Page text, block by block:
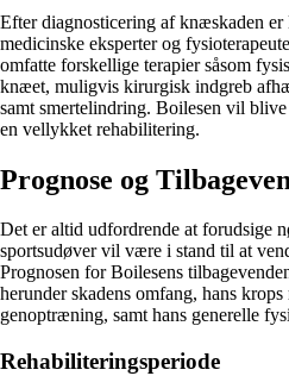
Efter diagnosticering af knæskaden
medicinske eksperter og
omfatte forskellige terapier såsom
knæet, muligvis kirurgisk indgreb
samt smertelindring. Boilesen vil
en vellykket rehabilitering.
Prognose og
Det er altid udfordrende at forudsige
sportsudøver vil være i stand til at
Prognosen for Boilesens
herunder skadens omfang, hans
genoptræning, samt hans generelle
Rehabiliteringsperiode